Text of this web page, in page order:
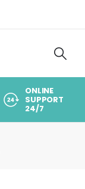
ONLINE
SUPPORT
24/7